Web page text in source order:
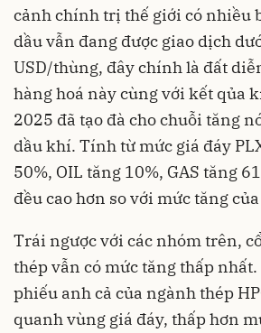
cảnh chính trị thế giới có nhiều
dầu vẫn đang được giao dịch
USD/thùng, đây chính là đất
hàng hoá này cùng với kết qủa
2025 đã tạo đà cho chuỗi tăng
dầu khí. Tính từ mức giá đáy
50%, OIL tăng 10%, GAS tăng
đều cao hơn so với mức tăng
Trái ngược với các nhóm trên,
thép vẫn có mức tăng thấp
phiếu anh cả của ngành thép
quanh vùng giá đáy, thấp hơn